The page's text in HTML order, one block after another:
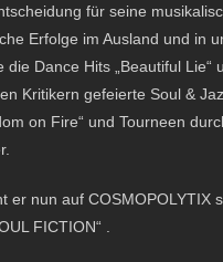
für seine
Erfolge im Ausland und in
die Dance Hits „Beautiful Lie“
Kritikern gefeierte Soul &
on Fire“ und Tourneen
er nun auf COSMOPOLYTIX
FICTION“ .